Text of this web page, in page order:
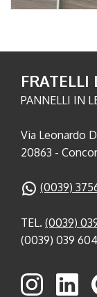
PANNELLI IN
Via Leonardo
20863 -
(0039)
TEL. (0039)
(0039) 039